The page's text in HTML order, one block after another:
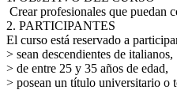
Crear profesionales que puedan
2. PARTICIPANTES
El curso está reservado a
> sean descendientes de italianos,
> de entre 25 y 35 años de edad,
> posean un título universitario o